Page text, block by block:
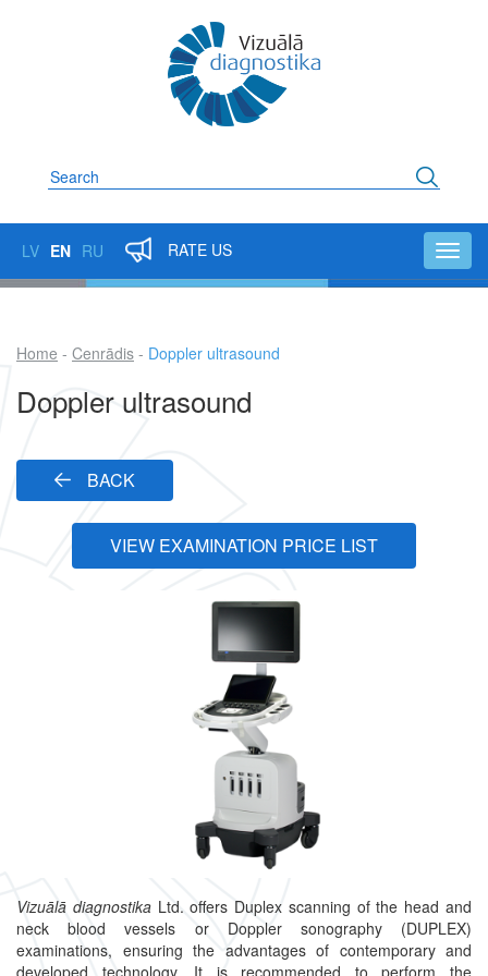
Search
LV EN RU RATE US
Breadcrumb
Home Cenrādis Doppler ultrasound
Doppler ultrasound
BACK
VIEW EXAMINATION PRICE LIST
Vizuālā diagnostikaLtd. offers Duplex scanning of the head and
neck blood vessels or Doppler sonography (DUPLEX)
examinations, ensuring the advantages of contemporary and
developed technology. It is recommended to perform the